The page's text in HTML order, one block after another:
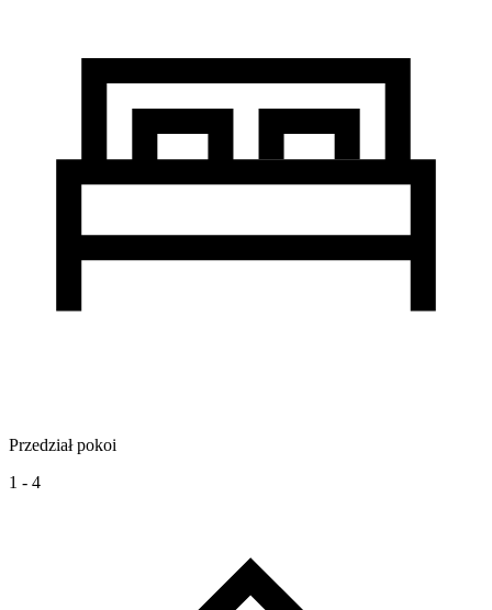
Przedział pokoi
1 - 4